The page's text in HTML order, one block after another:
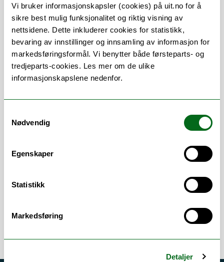
Vi bruker informasjonskapsler (cookies) på uit.no for å
sikre best mulig funksjonalitet og riktig visning av
nettsidene. Dette inkluderer cookies for statistikk,
bevaring av innstillinger og innsamling av informasjon for
markedsføringsformål. Vi benytter både førsteparts- og
tredjeparts-cookies. Les mer om de ulike
informasjonskapslene nedenfor.
Nødvendig
Egenskaper
Statistikk
Markedsføring
Detaljer
Stillingsbeskrivelse
Prosjekøkonom ved Prosjektkontoret på
Det helsevitenskapelige fakultet.
Bistår med budsjettering, rapportering,
søknadsarbeid, økonomisk oppfølging og